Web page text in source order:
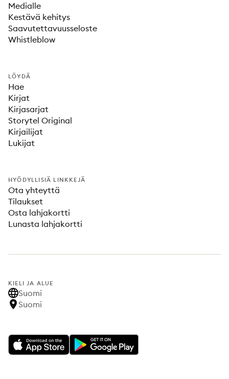
Medialle
Kestävä kehitys
Saavutettavuusseloste
Whistleblow
LÖYDÄ
Hae
Kirjat
Kirjasarjat
Storytel Original
Kirjailijat
Lukijat
HYÖDYLLISIÄ LINKKEJÄ
Ota yhteyttä
Tilaukset
Osta lahjakortti
Lunasta lahjakortti
KIELI JA ALUE
Suomi
Suomi